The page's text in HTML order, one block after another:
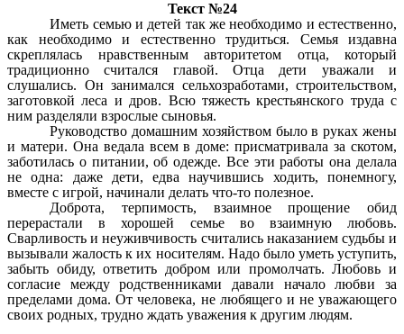
Текст №24
Иметь семью и детей так же необходимо и естественно,
как необходимо и естественно трудиться. Семья издавна
скреплялась нравственным авторитетом отца, который
традиционно считался главой. Отца дети уважали и
слушались. Он занимался сельхозработами, строительством,
заготовкой леса и дров. Всю тяжесть крестьянского труда с
ним разделяли взрослые сыновья.
Руководство домашним хозяйством было в руках жены
и матери. Она ведала всем в доме: присматривала за скотом,
заботилась о питании, об одежде. Все эти работы она делала
не одна: даже дети, едва научившись ходить, понемногу,
вместе с игрой, начинали делать что-то полезное.
Доброта, терпимость, взаимное прощение обид
перерастали в хорошей семье во взаимную любовь.
Сварливость и неуживчивость считались наказанием судьбы и
вызывали жалость к их носителям. Надо было уметь уступить,
забыть обиду, ответить добром или промолчать. Любовь и
согласие между родственниками давали начало любви за
пределами дома. От человека, не любящего и не уважающего
своих родных, трудно ждать уважения к другим людям.